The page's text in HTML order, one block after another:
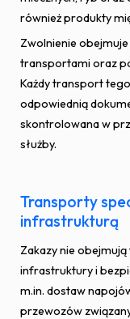
również produkty
Zwolnienie
transportami oraz
Każdy transport
odpowiednią
skontrolowana w
służby.
Transporty
infrastrukturą
Zakazy nie
infrastruktury i
m.in. dostaw
przewozów